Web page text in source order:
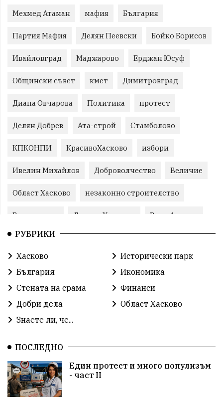
Мехмед Атаман мафия България
Партия Мафия Делян Пеевски Бойко Борисов
Ивайловград Маджарово Ерджан Юсуф
Общински съвет кмет Димитровград
Диана Овчарова Политика протест
Делян Добрев Ата-строй Стамболово
КПКОНПИ КрасивоХасково избори
Ивелин Михайлов Доброволчество Величие
Област Хасково незаконно строителство
Възраждане Даниел Хаджиев Вила Армира
прокуратура
Прогресивна България природа Иво Димов
злато Прогресивна България
Делчо Пехливанов протест общество
Станислав Дечев Исторически парк
несправедливост бухалки
екология
РУБРИКИ
Хасково
Исторически парк
България
Икономика
Стената на срама
Финанси
Добри дела
Област Хасково
Знаете ли, че...
ПОСЛЕДНО
Един протест и много популизъм
- част II